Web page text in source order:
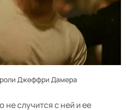
Джеффри Дамера
случится с ней и ее